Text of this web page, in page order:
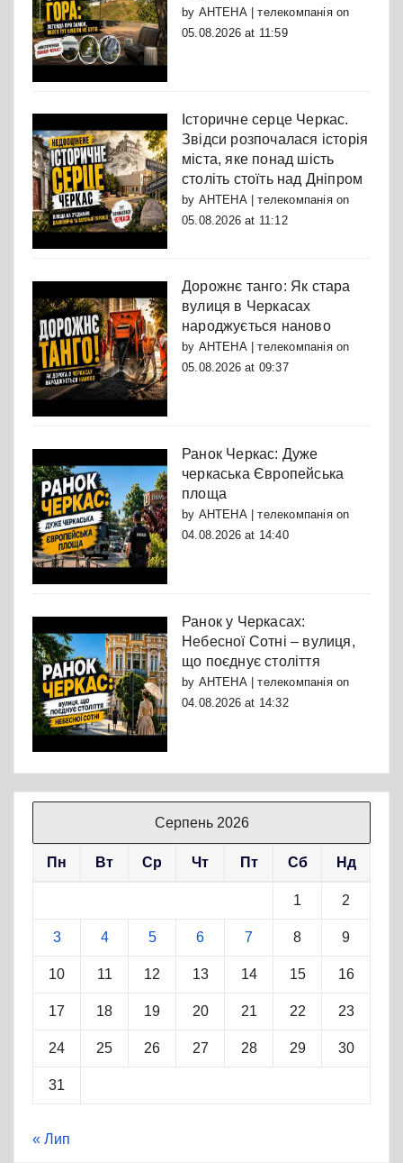
by АНТЕНА | телекомпаніяon
05.08.2026 at 11:59
Історичне серце Черкас.
Звідси розпочалася історія
міста, яке понад шість
століть стоїть над Дніпром
by АНТЕНА | телекомпаніяon
05.08.2026 at 11:12
Дорожнє танго: Як стара
вулиця в Черкасах
народжується наново
by АНТЕНА | телекомпаніяon
05.08.2026 at 09:37
Ранок Черкас: Дуже
черкаська Європейська
площа
by АНТЕНА | телекомпаніяon
04.08.2026 at 14:40
Ранок у Черкасах:
Небесної Сотні – вулиця,
що поєднує століття
by АНТЕНА | телекомпаніяon
04.08.2026 at 14:32
Серпень 2026
Пн Вт Ср Чт Пт Сб Нд
1 2
3 4 5 6 7 8 9
10 11 12 13 14 15 16
17 18 19 20 21 22 23
24 25 26 27 28 29 30
31
« Лип